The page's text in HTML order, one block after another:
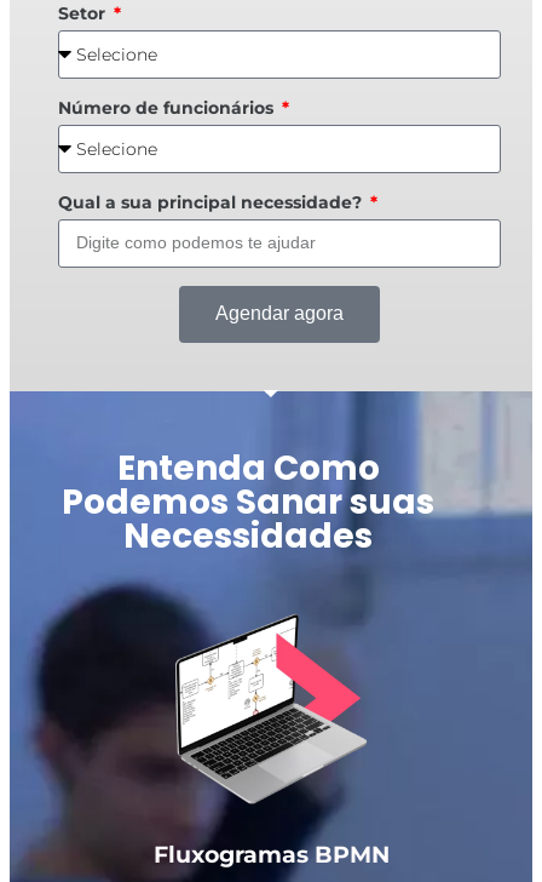
Setor
Número de funcionários
Qual a sua principal necessidade?
Agendar agora
Entenda Como
Podemos Sanar suas
Necessidades
Fluxogramas BPMN